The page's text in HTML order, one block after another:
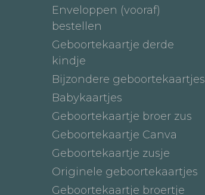
Enveloppen (vooraf)
bestellen
Geboortekaartje derde
kindje
Bijzondere geboortekaartjes
Babykaartjes
Geboortekaartje broer zus
Geboortekaartje Canva
Geboortekaartje zusje
Originele geboortekaartjes
Geboortekaartje broertje